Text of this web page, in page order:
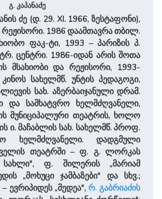
გ. კაპანაძე
ძე (დ. 29. XI. 1966, ზესტაფონი),
რეჟისორი. 1986 დაამთავრა თბილ.
ფაკ-ტი, 1993 – პარიზის პ.
ცენტრი. 1986-იდან არის შოთა
მსახიობი და რეჟისორი, 1993-
სა­ხელმწ. უნტის პედაგოგი,
სახ. აზერბაიჯანული დრამ.
და სამხატვრო ხელმძღვანელი,
მუნიციპალური თეატრის, ხოლო
ი. მაჩაბლის სახ. სა­ხელმწ. პროფ.
ხელმძღვანელი. დადგმული
თეატრში – ფ. გ. ლორკას
ფ. შილერის „მარიამ
„მოხუცი ჯამბაზები" და სხვ.;
ევრიპიდეს „მედეა", რ. გაბრიაძის